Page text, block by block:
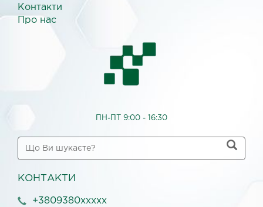
Контакти
Про нас
ПН-ПТ 9:00 - 16:30
КОНТАКТИ
+3809380xxxxx